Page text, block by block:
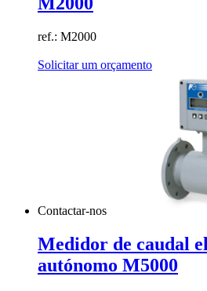
ref.: M2000
Solicitar um orçamento
Contactar-nos
Medidor de caudal
autónomo M5000